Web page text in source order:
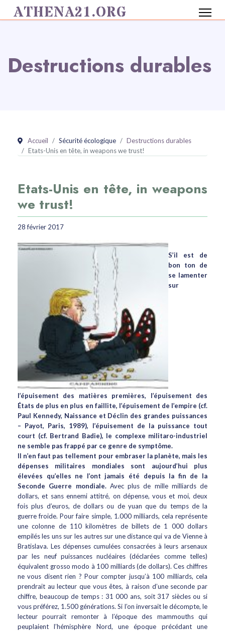
ATHENA21.ORG
Destructions durables
Accueil Sécurité écologique
Destructions durables
Etats-Unis en tête, in weapons we trust!
Etats-Unis en tête, in weapons
we trust!
28 février 2017
S’il est de
bon ton de
se lamenter
sur
l’épuisement des matières premières, l’épuisement des
États de plus en plus en faillite, l’épuisement de l’empire (cf.
Paul Kennedy, Naissance et Déclin des grandes puissances
– Payot, Paris, 1989), l’épuisement de la puissance tout
court (cf. Bertrand Badie), le complexe militaro-industriel
ne semble pas frappé par ce genre de symptôme.
Il n’en faut pas tellement pour embraser la planète, mais les
dépenses militaires mondiales sont aujourd’hui plus
élevées qu’elles ne l’ont jamais été depuis la fin de la
Seconde Guerre mondiale.Avec plus de mille milliards de
dollars, et sans ennemi attitré, on dépense, vous et moi, deux
fois plus d’euros, de dollars ou de yuan que du temps de la
guerre froide. Pour faire simple, 1.000 milliards, cela représente
une colonne de 110 kilomètres de billets de 1 000 dollars
empilés les uns sur les autres sur une distance qui va de Vienne à
Bratislava. Les dépenses cumulées consacrées à leurs arsenaux
par les neuf puissances nucléaires (déclarées comme telles)
équivalent grosso modo à 100 milliards (de dollars). Ces chiffres
ne vous disent rien ? Pour compter jusqu’à 100 milliards, cela
prendrait au lecteur que vous êtes, à raison d’une seconde par
chiffre, beaucoup de temps : 31 000 ans, soit 317 siècles ou si
vous préférez, 1.500 générations. Si l’on inversait le décompte, le
lecteur pourrait remonter à l’époque des mammouths qui
peuplaient l’hémisphère Nord, une époque précédant une